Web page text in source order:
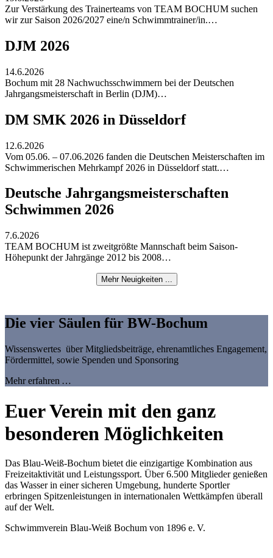
Zur Verstärkung des Trainerteams von TEAM BOCHUM suchen
wir zur Saison 2026/2027 eine/n Schwimmtrainer/in.…
DJM 2026
14.6.2026
Bochum mit 28 Nachwuchsschwimmern bei der Deutschen
Jahrgangsmeisterschaft in Berlin (DJM)…
DM SMK 2026 in Düsseldorf
12.6.2026
Vom 05.06. – 07.06.2026 fanden die Deutschen Meisterschaften im
Schwimmerischen Mehrkampf 2026 in Düsseldorf statt.…
Deutsche Jahrgangsmeisterschaften
Schwimmen 2026
7.6.2026
TEAM BOCHUM ist zweitgrößte Mannschaft beim Saison-
Höhepunkt der Jahrgänge 2012 bis 2008…
Mehr Neuigkeiten ...
Die vier Säulen für BW-Bochum
Wissenswertes über Mitgliedsbeiträge, ehrenamtliches Engagement,
Fördermittel, sowie Spenden und Sponsoring
Mehr erfahren …
Euer Verein mit den ganz
besonderen Möglichkeiten
Das Blau-Weiß-Bochum bietet die einzigartige Kombination aus
Freizeitaktivität und Leistungssport. Über 6.500 Mitglieder genießen
das Wasser in einer sicheren Umgebung, hunderte Sportler
erbringen Spitzenleistungen in internationalen Wettkämpfen überall
auf der Welt.
Schwimmverein Blau-Weiß Bochum von 1896 e. V.